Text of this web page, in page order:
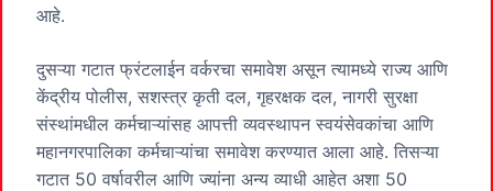
आहे.
दुसऱ्या गटात फ्रंटलाईन वर्करचा समावेश असून त्यामध्ये राज्य आणि
केंद्रीय पोलीस, सशस्त्र कृती दल, गृहरक्षक दल, नागरी सुरक्षा
संस्थांमधील कर्मचाऱ्यांसह आपत्ती व्यवस्थापन स्वयंसेवकांचा आणि
महानगरपालिका कर्मचाऱ्यांचा समावेश करण्यात आला आहे. तिसऱ्या
गटात 50 वर्षावरील आणि ज्यांना अन्य व्याधी आहेत अशा 50